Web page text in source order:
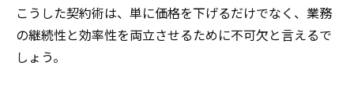
こうした契約術は、単に価格を下げるだけでなく、業務
の継続性と効率性を両立させるために不可欠と言えるで
しょう。